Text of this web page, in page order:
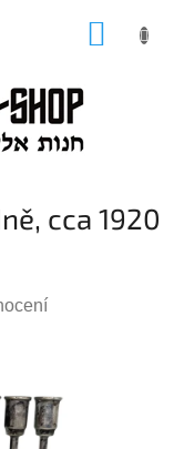
cca 1920